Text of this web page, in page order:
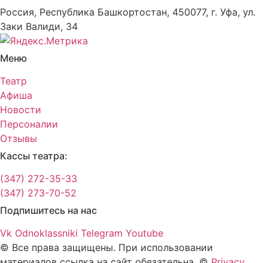
Россия, Республика Башкортостан, 450077, г. Уфа, ул.
Заки Валиди, 34
Меню
Театр
Афиша
Новости
Персоналии
Отзывы
Кассы театра:
(347) 272-35-33
(347) 273-70-52
Подпишитесь на нас
Vk Odnoklassniki Telegram Youtube
© Все права защищены. При использовании